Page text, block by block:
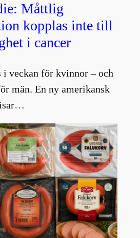
Måttlig
kopplas inte till
i cancer
veckan för kvinnor – och
män. En ny amerikansk